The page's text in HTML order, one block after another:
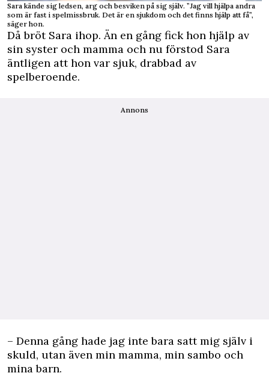
Sara kände sig ledsen, arg och besviken på sig själv. ”Jag vill hjälpa andra
som är fast i spelmissbruk. Det är en sjukdom och det finns hjälp att få”,
säger hon.
Då bröt Sara ihop. Än en gång fick hon hjälp av
sin syster och mamma och nu förstod Sara
äntligen att hon var sjuk, drabbad av
spelberoende.
Annons
– Denna gång hade jag inte bara satt mig själv i
skuld, utan även min mamma, min sambo och
mina barn.